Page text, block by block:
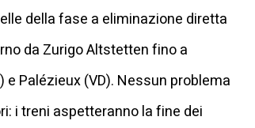
della fase a eliminazione diretta
da Zurigo Altstetten fino a
e Palézieux (VD). Nessun problema
i treni aspetteranno la fine dei